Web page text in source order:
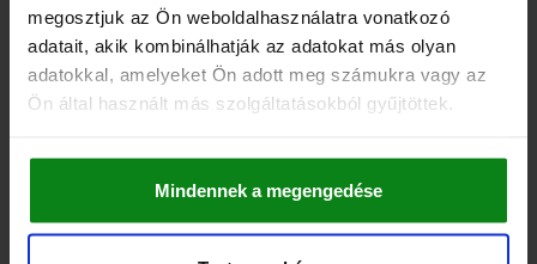
megosztjuk az Ön weboldalhasználatra vonatkozó
adatait, akik kombinálhatják az adatokat más olyan
adatokkal, amelyeket Ön adott meg számukra vagy az
Ön által használt más szolgáltatásokból gyűjtöttek.
Mindennek a megengedése
HELYZETBEÁLLÍTÓ PERSELY
ALAKTÍPUS=MENET, ÁTMENŐ ÁTMÉRŐ=12 MENET=M20X1,5